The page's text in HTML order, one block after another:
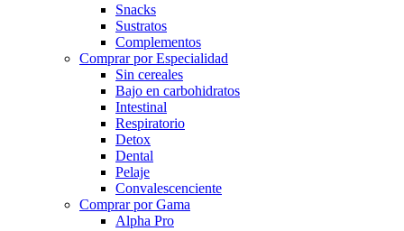
Snacks
Sustratos
Complementos
Comprar por Especialidad
Sin cereales
Bajo en carbohidratos
Intestinal
Respiratorio
Detox
Dental
Pelaje
Convalescenciente
Comprar por Gama
Alpha Pro